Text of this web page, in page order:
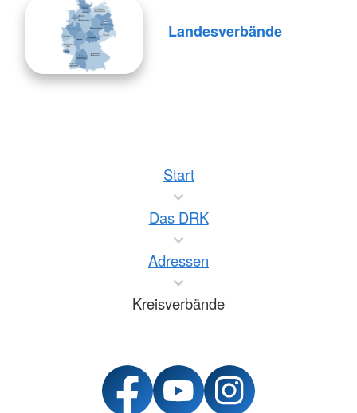
Landesverbände
Start
Das DRK
Adressen
Kreisverbände